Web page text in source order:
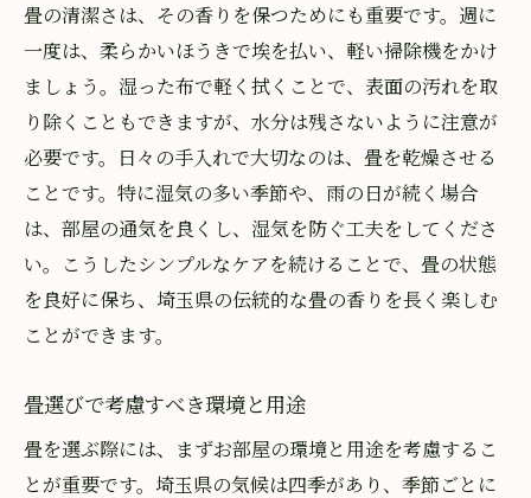
畳の清潔さは、その香りを保つためにも重要です。週に
一度は、柔らかいほうきで埃を払い、軽い掃除機をかけ
ましょう。湿った布で軽く拭くことで、表面の汚れを取
り除くこともできますが、水分は残さないように注意が
必要です。日々の手入れで大切なのは、畳を乾燥させる
ことです。特に湿気の多い季節や、雨の日が続く場合
は、部屋の通気を良くし、湿気を防ぐ工夫をしてくださ
い。こうしたシンプルなケアを続けることで、畳の状態
を良好に保ち、埼玉県の伝統的な畳の香りを長く楽しむ
ことができます。
畳選びで考慮すべき環境と用途
畳を選ぶ際には、まずお部屋の環境と用途を考慮するこ
とが重要です。埼玉県の気候は四季があり、季節ごとに